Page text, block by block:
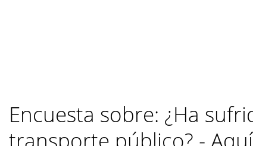
Encuesta sobre: ¿Ha
transporte público? -